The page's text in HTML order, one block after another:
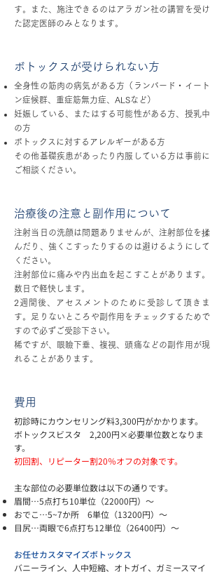
す。また、施注できるのはアラガン社の講習を受け
た認定医師のみとなります。
ボトックスが受けられない方
全身性の筋肉の病気がある方（ランバード・イート
ン症候群、重症筋無力症、ALSなど）
妊娠している、またはする可能性がある方、授乳中
の方
ボトックスに対するアレルギーがある方
その他基礎疾患があったり内服している方は事前に
ご相談ください。
治療後の注意と副作用について
注射当日の洗顔は問題ありませんが、注射部位を揉
んだり、強くこすったりするのは避けるようにして
ください。
注射部位に痛みや内出血を起こすことがあります。
数日で軽快します。
2週間後、アセスメントのために受診して頂きま
す。足りないところや副作用をチェックするためで
すので必ずご受診下さい。
稀ですが、眼瞼下垂、複視、頭痛などの副作用が現
れることがあります。
費用
初診時にカウンセリング料3,300円がかかります。
ボトックスビスタ 2,200円×必要単位数となりま
す。
初回割、リピーター割20％オフの対象です。
主な部位の必要単位数は以下の通りです。
眉間…5点打ち10単位（22000円）～
おでこ…5~7か所 6単位（13200円）～
目尻…両眼で6点打ち12単位（26400円）～
お任せカスタマイズボトックス
バニーライン、人中短縮、オトガイ、ガミースマイ